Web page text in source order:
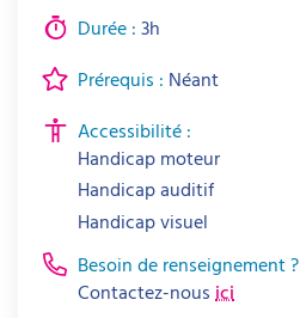
Durée : 3h
Prérequis : Néant
Accessibilité :
Handicap moteur
Handicap auditif
Handicap visuel
Besoin de renseignement ?
Contactez-nous ici